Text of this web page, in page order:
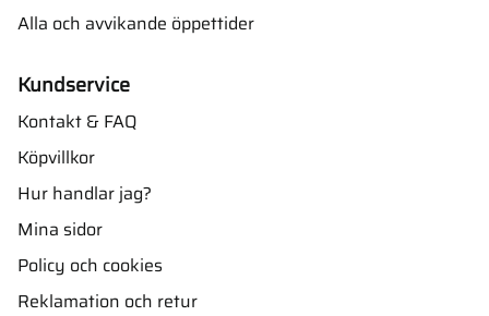
Alla och avvikande öppettider
Kundservice
Kontakt & FAQ
Köpvillkor
Hur handlar jag?
Mina sidor
Policy och cookies
Reklamation och retur